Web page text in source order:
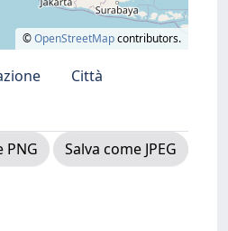
©OpenStreetMapcontributors.
Città
PNG
Salva come JPEG